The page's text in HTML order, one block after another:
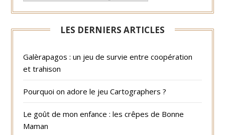
LES DERNIERS ARTICLES
Galèrapagos : un jeu de survie entre coopération
et trahison
Pourquoi on adore le jeu Cartographers ?
Le goût de mon enfance : les crêpes de Bonne
Maman